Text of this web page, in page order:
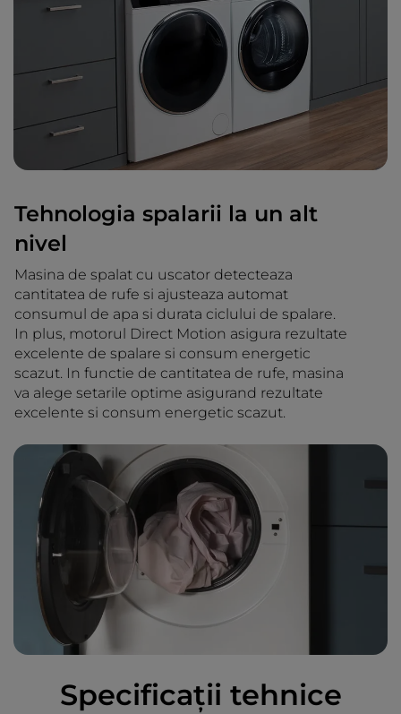
Tehnologia spalarii la un alt
nivel
Masina de spalat cu uscator detecteaza
cantitatea de rufe si ajusteaza automat
consumul de apa si durata ciclului de spalare.
In plus, motorul Direct Motion asigura rezultate
excelente de spalare si consum energetic
scazut. In functie de cantitatea de rufe, masina
va alege setarile optime asigurand rezultate
excelente si consum energetic scazut.
Specificații tehnice